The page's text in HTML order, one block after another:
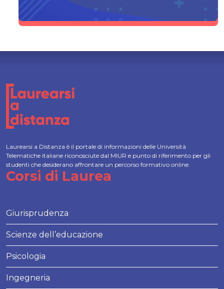
Laurearsi a Distanza è il portale di informazioni delle Università
Telematiche italiane riconosciute dal MIUR e punto di riferimento per gli
studenti che desiderano affrontare un percorso formativo online.
Corsi di Laurea
Giurisprudenza
Scienze dell’educazione
Psicologia
Ingegneria